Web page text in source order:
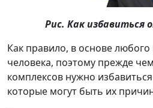
Рис. Как избавиться
Как правило, в основе
человека, поэтому прежде
комплексов нужно избавиться
которые могут быть их